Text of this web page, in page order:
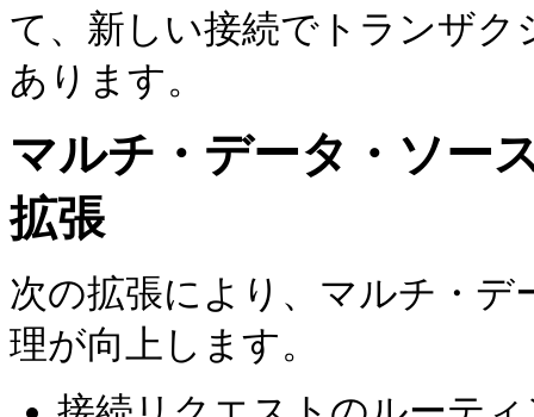
て、新しい接続でトランザ
あります。
マルチ・データ・ソー
拡張
次の拡張により、マルチ・
理が向上します。